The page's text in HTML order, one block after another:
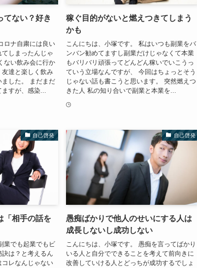
てない？好き
ロナ自粛には良い
しまったんじゃ
ない飲み会に行か
達と楽しく飲み
した。 まだまだ
すが、感染...
稼ぐ目的がないと燃えつきてしまう
かも
こんにちは、小塚です。 私はいつも副業をバ
ンバン勧めてますし副業だけじゃなくて本業
もバリバリ頑張ってどんどん稼いでいこうっ
ていう立場なんですが、 今回はちょっとそう
じゃない話も書こうと思います。 突然燃えつ
きた人 私の知り合いで副業と本業を...
自己啓発
「相手の話を
業でも起業でもビ
は？と考えるん
レなんじゃない
自己啓発
愚痴ばかりで他人のせいにする人は
成長しないし成功しない
こんにちは、小塚です。 愚痴を言ってばかり
いる人と自分でできることを考えて前向きに
改善していける人とどっちが成功するでしょ